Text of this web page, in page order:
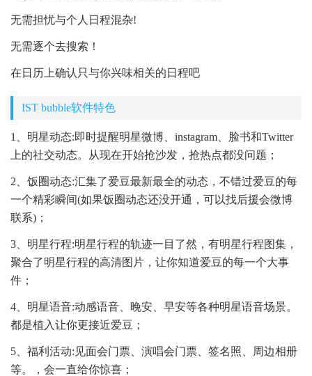
无需担忧与个人日程混杂!
无需逐个去搜索！
在日历上确认只与你兴味相关的日程吧
IST bubble软件特色
1、明星动态:即时提醒明星微博、instagram、脸书和Twitter
上的社交动态。从现在开始抢沙发，抢热点都没问题；
2、饭圈动态:汇集了爱豆最新最全的动态，不错过爱豆的每
一个精彩瞬间(如果饭圈动态还没开通，可以找后援会微博
联系)；
3、明星行程:明星行程的轨迹一目了然，有明星行程图集，
聚合了明星行程的高清图片，让你知道爱豆的每一个大事
件；
4、明星语音:动感语音、晚安、早安等各种明星语音场景。
都是植入让你更接近爱豆；
5、福利活动:见面会门票、演唱会门票、签名照、周边相册
等。，会一直给你惊喜；